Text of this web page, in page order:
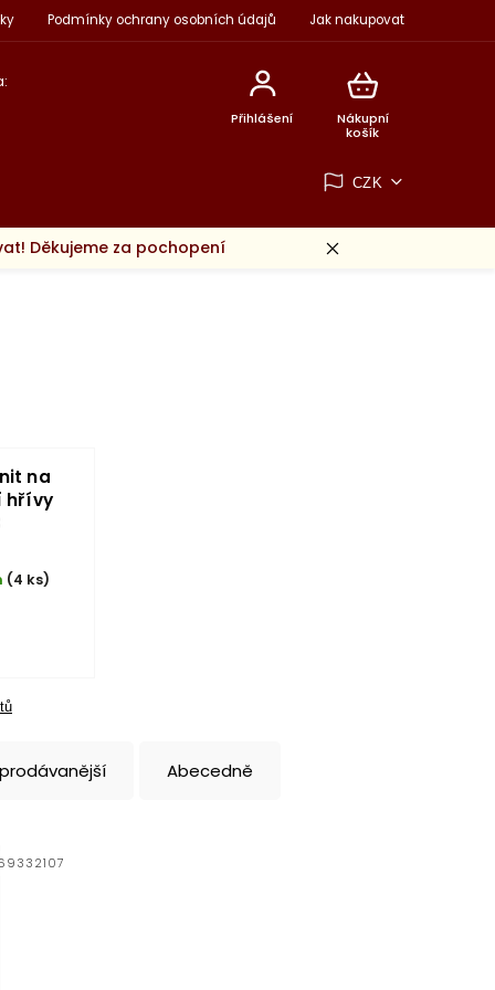
Podmínky ochrany osobních údajů Jak nakupovat
Nákupní
košík
Přihlášení
CZK
Děkujeme za pochopení
na
hřívy
(4 ks)
Abecedně